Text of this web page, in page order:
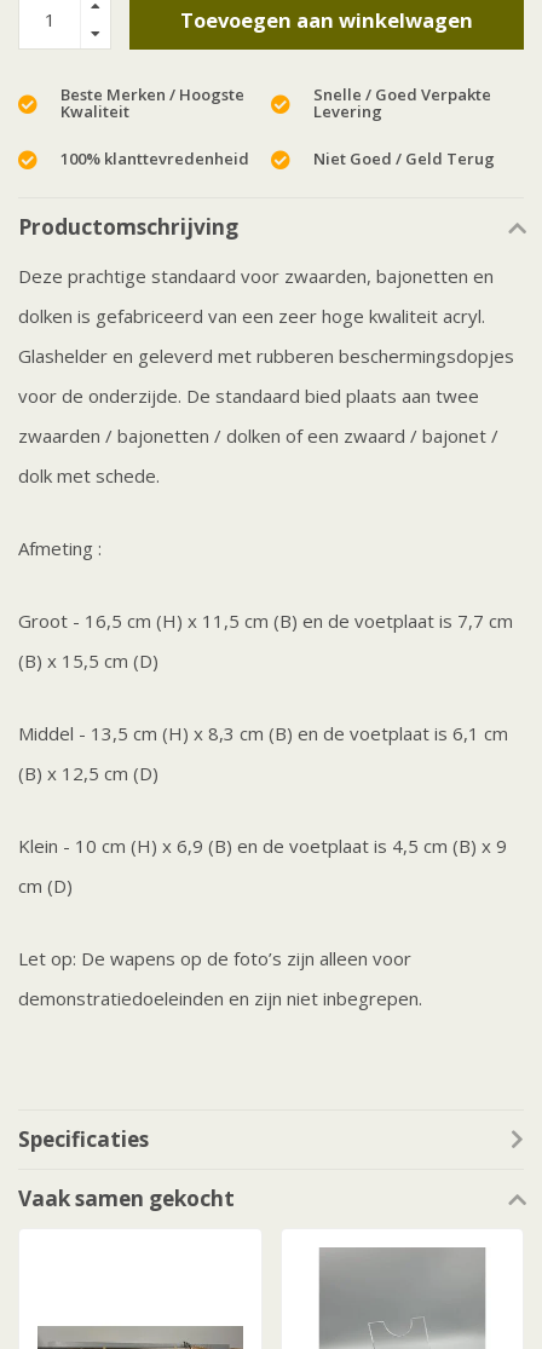
Toevoegen aan winkelwagen
Beste Merken / Hoogste
Kwaliteit
Snelle / Goed Verpakte
Levering
100% klanttevredenheid Niet Goed / Geld Terug
Productomschrijving
Deze prachtige standaard voor zwaarden, bajonetten en
dolken is gefabriceerd van een zeer hoge kwaliteit acryl.
Glashelder en geleverd met rubberen beschermingsdopjes
voor de onderzijde. De standaard bied plaats aan twee
zwaarden / bajonetten / dolken of een zwaard / bajonet /
dolk met schede.
Afmeting :
Groot - 16,5 cm (H) x 11,5 cm (B) en de voetplaat is 7,7 cm
(B) x 15,5 cm (D)
Middel - 13,5 cm (H) x 8,3 cm (B) en de voetplaat is 6,1 cm
(B) x 12,5 cm (D)
Klein - 10 cm (H) x 6,9 (B) en de voetplaat is 4,5 cm (B) x 9
cm (D)
Let op: De wapens op de foto’s zijn alleen voor
demonstratiedoeleinden en zijn niet inbegrepen.
Specificaties
Vaak samen gekocht